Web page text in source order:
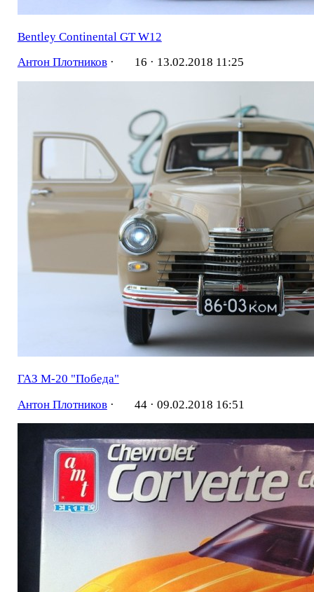
Bentley Continental GT W12
Антон Плотников· 16 · 13.02.2018 11:25
ГАЗ М-20 "Победа"
Антон Плотников· 44 · 09.02.2018 16:51